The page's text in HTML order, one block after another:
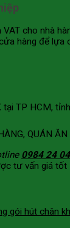
cho nhà
hàng để lựa
TP HCM,
QUÁN ĂN
0984 24
tư vấn giá tốt